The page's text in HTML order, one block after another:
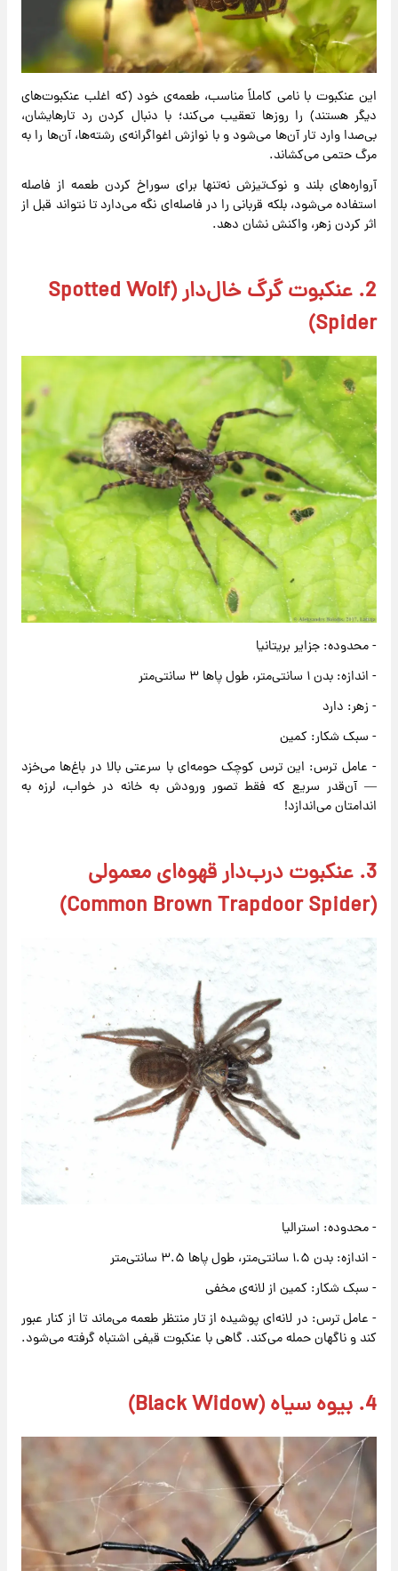
این عنکبوت با نامی کاملاً مناسب، طعمه‌ی خود (که اغلب عنکبوت‌های
دیگر هستند) را روزها تعقیب می‌کند؛ با دنبال کردن رد تارهایشان،
بی‌صدا وارد تار آن‌ها می‌شود و با نوازش اغواگرانه‌ی رشته‌ها، آن‌ها را به
مرگ حتمی می‌کشاند.
آرواره‌های بلند و نوک‌تیزش نه‌تنها برای سوراخ کردن طعمه از فاصله
استفاده می‌شود، بلکه قربانی را در فاصله‌ای نگه می‌دارد تا نتواند قبل از
اثر کردن زهر، واکنش نشان دهد.
2. عنکبوت گرگ خال‌دار (Spotted Wolf
Spider)
- محدوده: جزایر بریتانیا
- اندازه: بدن ۱ سانتی‌متر، طول پاها ۳ سانتی‌متر
- زهر: دارد
- سبک شکار: کمین
- عامل ترس: این ترس کوچک حومه‌ای با سرعتی بالا در باغ‌ها می‌خزد
— آن‌قدر سریع که فقط تصور ورودش به خانه در خواب، لرزه به
اندامتان می‌اندازد!
3. عنکبوت درب‌دار قهوه‌ای معمولی
(Common Brown Trapdoor Spider)
- محدوده: استرالیا
- اندازه: بدن ۱.۵ سانتی‌متر، طول پاها ۳.۵ سانتی‌متر
- سبک شکار: کمین از لانه‌ی مخفی
- عامل ترس: در لانه‌ای پوشیده از تار منتظر طعمه می‌ماند تا از کنار عبور
کند و ناگهان حمله می‌کند. گاهی با عنکبوت قیفی اشتباه گرفته می‌شود.
4. بیوه سیاه (Black Widow)